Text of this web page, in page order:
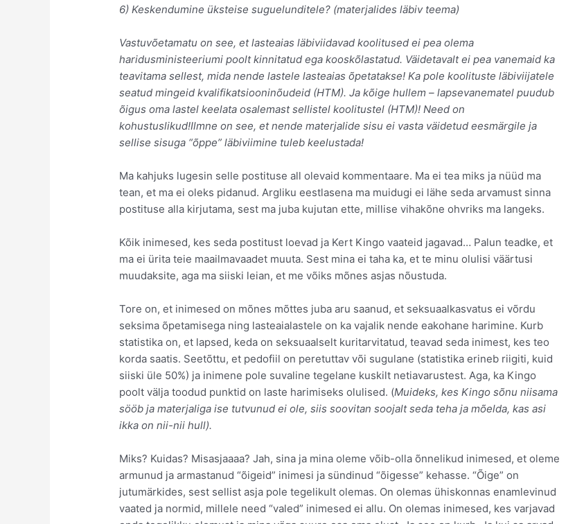
6) Keskendumine üksteise suguelunditele? (materjalides läbiv teema)
Vastuvõetamatu on see, et lasteaias läbiviidavad koolitused ei pea olema
haridusministeeriumi poolt kinnitatud ega kooskõlastatud. Väidetavalt ei pea vanemaid ka
teavitama sellest, mida nende lastele lasteaias õpetatakse! Ka pole koolituste läbiviijatele
seatud mingeid kvalifikatsiooninõudeid (HTM). Ja kõige hullem – lapsevanematel puudub
õigus oma lastel keelata osalemast sellistel koolitustel (HTM)! Need on
kohustuslikud!Ilmne on see, et nende materjalide sisu ei vasta väidetud eesmärgile ja
sellise sisuga “õppe” läbiviimine tuleb keelustada!
Ma kahjuks lugesin selle postituse all olevaid kommentaare. Ma ei tea miks ja nüüd ma
tean, et ma ei oleks pidanud. Argliku eestlasena ma muidugi ei lähe seda arvamust sinna
postituse alla kirjutama, sest ma juba kujutan ette, millise vihakõne ohvriks ma langeks.
Kõik inimesed, kes seda postitust loevad ja Kert Kingo vaateid jagavad… Palun teadke, et
ma ei ürita teie maailmavaadet muuta. Sest mina ei taha ka, et te minu olulisi väärtusi
muudaksite, aga ma siiski leian, et me võiks mõnes asjas nõustuda.
Tore on, et inimesed on mõnes mõttes juba aru saanud, et seksuaalkasvatus ei võrdu
seksima õpetamisega ning lasteaialastele on ka vajalik nende eakohane harimine. Kurb
statistika on, et lapsed, keda on seksuaalselt kuritarvitatud, teavad seda inimest, kes teo
korda saatis. Seetõttu, et pedofiil on peretuttav või sugulane (statistika erineb riigiti, kuid
siiski üle 50%) ja inimene pole suvaline tegelane kuskilt netiavarustest. Aga, ka Kingo
poolt välja toodud punktid on laste harimiseks olulised. (Muideks, kes Kingo sõnu niisama
sööb ja materjaliga ise tutvunud ei ole, siis soovitan soojalt seda teha ja mõelda, kas asi
ikka on nii-nii hull).
Miks? Kuidas? Misasjaaaa? Jah, sina ja mina oleme võib-olla õnnelikud inimesed, et oleme
armunud ja armastanud “õigeid” inimesi ja sündinud “õigesse” kehasse. “Õige” on
jutumärkides, sest sellist asja pole tegelikult olemas. On olemas ühiskonnas enamlevinud
vaated ja normid, millele need “valed” inimesed ei allu. On olemas inimesed, kes varjavad